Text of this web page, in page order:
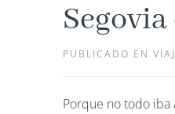
PUBLICADO EN
Porque no todo iba